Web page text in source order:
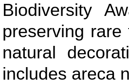
Biodiversity
preserving
natural
includes areca